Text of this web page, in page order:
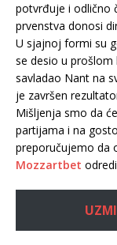
potvrđuje i odlično
prvenstva donosi
U sjajnoj formi su
se desio u
savladao Nant na
je završen
Mišljenja smo da
partijama i na
preporučujemo da
Mozzartbet